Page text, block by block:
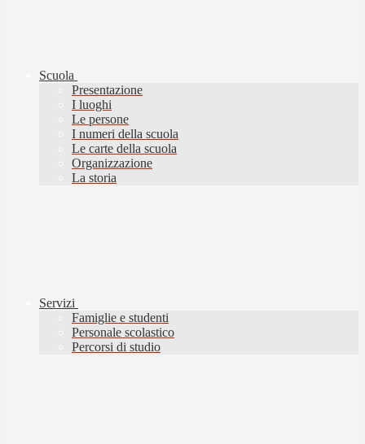
Scuola
Presentazione
I luoghi
Le persone
I numeri della scuola
Le carte della scuola
Organizzazione
La storia
Servizi
Famiglie e studenti
Personale scolastico
Percorsi di studio